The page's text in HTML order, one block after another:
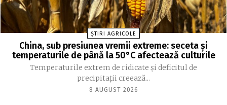
ȘTIRI AGRICOLE
China, sub presiunea vremii extreme: seceta și
temperaturile de până la 50°C afectează culturile
Temperaturile extrem de ridicate și deficitul de
precipitații creează...
8 AUGUST 2026